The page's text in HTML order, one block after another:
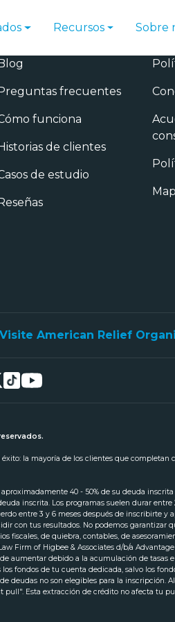
Recursos Sobre
frecuentes
funciona
de clientes
de estudio
Visite American Relief
la mayoría de los clientes que
40 - 50% de su deuda
inscrita. Los programas suelen durar
entre 3 y 6 meses después de inscribirte
con tus resultados. No podemos garantizar
fiscales, de quiebra, contables, de
Firm of Higbee & Associates d/b/a
aumentar debido a la acumulación de
fondos de tu cuenta dedicada, salvo los
deudas no son elegibles para la inscripción.
Esta extracción de crédito no afecta tu